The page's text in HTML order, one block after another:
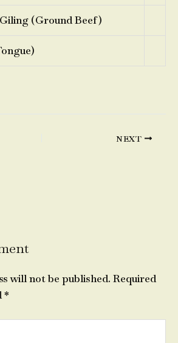
(Ground Beef)
NEXT
will not be published. Required
*